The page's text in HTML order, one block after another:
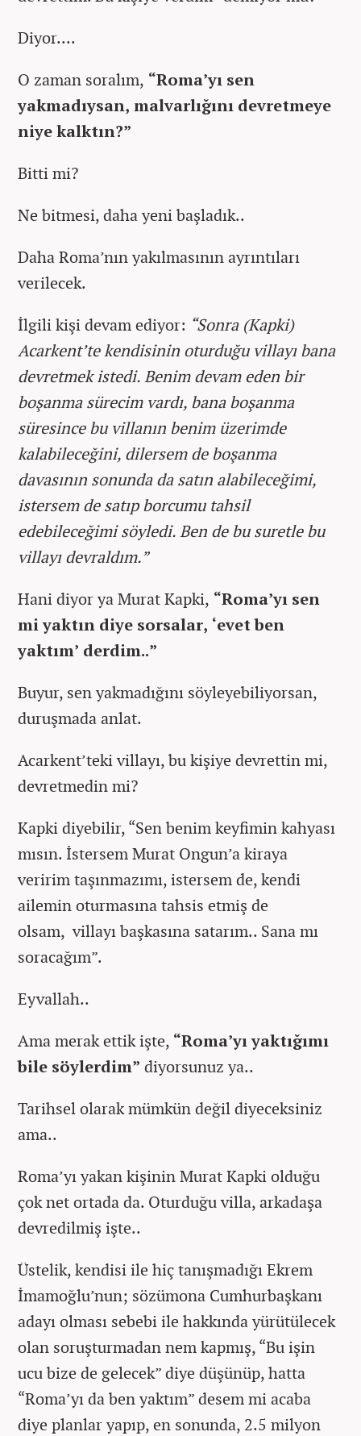
Diyor....
O zaman soralım, “Roma’yı sen
yakmadıysan, malvarlığını devretmeye
niye kalktın?”
Bitti mi?
Ne bitmesi, daha yeni başladık..
Daha Roma’nın yakılmasının ayrıntıları
verilecek.
İlgili kişi devam ediyor: “Sonra (Kapki)
Acarkent’te kendisinin oturduğu villayı bana
devretmek istedi. Benim devam eden bir
boşanma sürecim vardı, bana boşanma
süresince bu villanın benim üzerimde
kalabileceğini, dilersem de boşanma
davasının sonunda da satın alabileceğimi,
istersem de satıp borcumu tahsil
edebileceğimi söyledi. Ben de bu suretle bu
villayı devraldım.”
Hani diyor ya Murat Kapki, “Roma’yı sen
mi yaktın diye sorsalar, ‘evet ben
yaktım’ derdim..”
Buyur, sen yakmadığını söyleyebiliyorsan,
duruşmada anlat.
Acarkent’teki villayı, bu kişiye devrettin mi,
devretmedin mi?
Kapki diyebilir, “Sen benim keyfimin kahyası
mısın. İstersem Murat Ongun’a kiraya
veririm taşınmazımı, istersem de, kendi
ailemin oturmasına tahsis etmiş de
olsam, villayı başkasına satarım.. Sana mı
soracağım”.
Eyvallah..
Ama merak ettik işte, “Roma’yı yaktığımı
bile söylerdim” diyorsunuz ya..
Tarihsel olarak mümkün değil diyeceksiniz
ama..
Roma’yı yakan kişinin Murat Kapki olduğu
çok net ortada da. Oturduğu villa, arkadaşa
devredilmiş işte..
Üstelik, kendisi ile hiç tanışmadığı Ekrem
İmamoğlu’nun; sözümona Cumhurbaşkanı
adayı olması sebebi ile hakkında yürütülecek
olan soruşturmadan nem kapmış, “Bu işin
ucu bize de gelecek” diye düşünüp, hatta
“Roma’yı da ben yaktım” desem mi acaba
diye planlar yapıp, en sonunda, 2.5 milyon